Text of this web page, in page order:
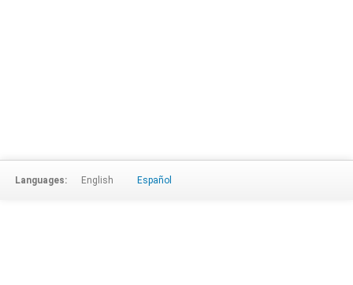
Languages: English Español